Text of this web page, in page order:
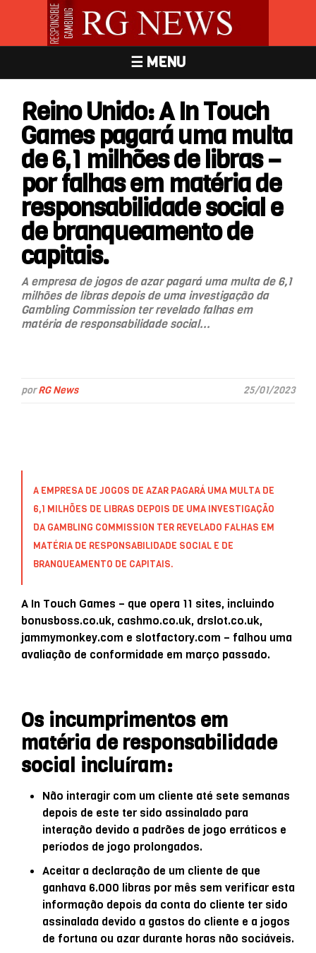
☰ MENU
Reino Unido: A In Touch
Games pagará uma multa
de 6,1 milhões de libras –
por falhas em matéria de
responsabilidade social e
de branqueamento de
capitais.
A empresa de jogos de azar pagará uma multa de 6,1
milhões de libras depois de uma investigação da
Gambling Commission ter revelado falhas em
matéria de responsabilidade social...
porRG News 25/01/2023
A EMPRESA DE JOGOS DE AZAR PAGARÁ UMA MULTA DE
6,1 MILHÕES DE LIBRAS DEPOIS DE UMA INVESTIGAÇÃO
DA GAMBLING COMMISSION TER REVELADO FALHAS EM
MATÉRIA DE RESPONSABILIDADE SOCIAL E DE
BRANQUEAMENTO DE CAPITAIS.
A In Touch Games – que opera 11 sites, incluindo
bonusboss.co.uk, cashmo.co.uk, drslot.co.uk,
jammymonkey.com e slotfactory.com – falhou uma
avaliação de conformidade em março passado.
Os incumprimentos em
matéria de responsabilidade
social incluíram:
Não interagir com um cliente até sete semanas
depois de este ter sido assinalado para
interação devido a padrões de jogo erráticos e
períodos de jogo prolongados.
Aceitar a declaração de um cliente de que
ganhava 6.000 libras por mês sem verificar esta
informação depois da conta do cliente ter sido
assinalada devido a gastos do cliente e a jogos
de fortuna ou azar durante horas não sociáveis.